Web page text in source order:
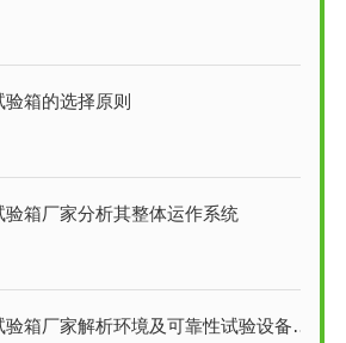
箱的选择原则
箱厂家分析其整体运作系统
厂家解析环境及可靠性试验设备选择原则